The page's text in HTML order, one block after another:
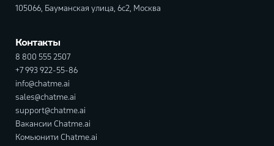
105066, Бауманская улица, 6с2, Москва
Контакты
8 800 555 2507
+7 993 922-55-86
info@chatme.ai
sales@chatme.ai
support@chatme.ai
Вакансии Chatme.ai
Комьюнити Chatme.ai